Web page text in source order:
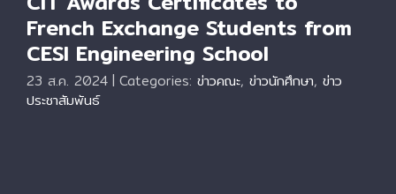
French Exchange Students from
CESI Engineering School
23 ส.ค. 2024 | Categories: ข่าวคณะ, ข่าวนักศึกษา, ข่าว
ประชาสัมพันธ์